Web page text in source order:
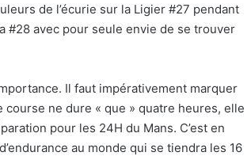
de l’écurie sur la Ligier #27 pendant
#28 avec pour seule envie de se trouver
Il faut impérativement marquer
ne dure « que » quatre heures, elle
pour les 24H du Mans. C’est en
au monde qui se tiendra les 16
d’European Le Mans Series
24 Heures du Mans 2026 : Nicolas
Minassian débriefe une semaine hors